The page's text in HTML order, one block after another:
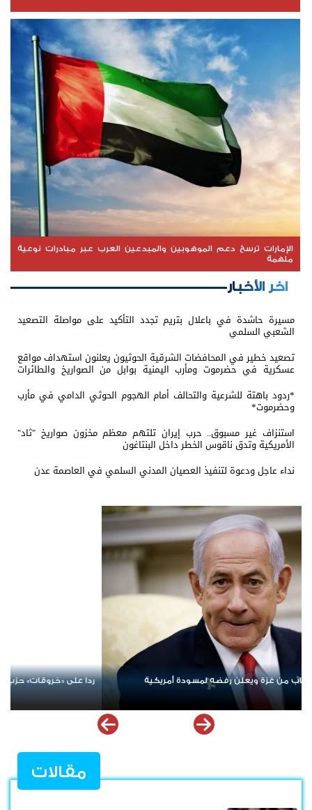
الإمارات ترسخ دعم الموهوبين والمبدعين العرب عبر مبادرات نوعية
ملهمة
اخر الأخبار
مسيرة حاشدة في باعلال بتريم تجدد التأكيد على مواصلة التصعيد
الشعبي السلمي
تصعيد خطير في المحافضات الشرقية الحوثيون يعلنون استهداف مواقع
عسكرية في حضرموت ومأرب اليمنية بوابل من الصواريخ والطائرات
*ردود باهتة للشرعية والتحالف أمام الهجوم الحوثي الدامي في مأرب
وحضرموت*
استنزاف غير مسبوق.. حرب إيران تلتهم معظم مخزون صواريخ "ثاد"
الأمريكية وتدق ناقوس الخطر داخل البنتاغون
نداء عاجل ودعوة لتنفيذ العصيان المدني السلمي في العاصمة عدن
إسرائيل تشن ضربات على جنوب لبنان
الإمارات ترسخ دعم
مقالات